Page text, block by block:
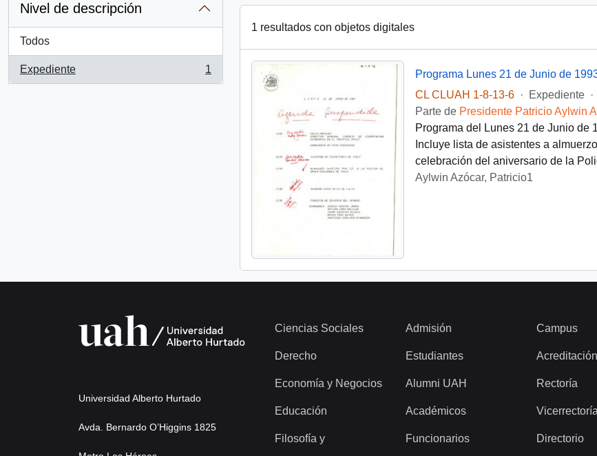
Nivel de descripción
Todos
Expediente
, 1 resultados
1
1 resultados con objetos digitales
Programa Lunes 21 de Junio de
CL CLUAH 1-8-13-6
· Expediente ·
Parte de Presidente Patricio Aylwin
Programa del Lunes 21 de Junio de
Incluye lista de asistentes a
celebración del aniversario de la
Aylwin Azócar, Patricio1
Universidad Alberto Hurtado
Avda. Bernardo O’Higgins 1825
Ciencias Sociales
Derecho
Economía y Negocios
Educación
Filosofía y
Admisión
Estudiantes
Alumni UAH
Académicos
Funcionarios
Campus
Acreditación
Rectoría
Directorio